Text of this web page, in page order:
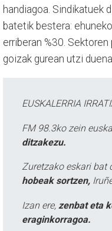
handiagoa. Sindikatuek
batetik bestera:
erriberan %30.
goizak gurean utzi
EUSKALERRIA
FM 98.3ko zein
ditzakezu.
Zuretzako eskari bat
hobeak sortzen,
Izan ere, zenbat eta
eraginkorragoa.